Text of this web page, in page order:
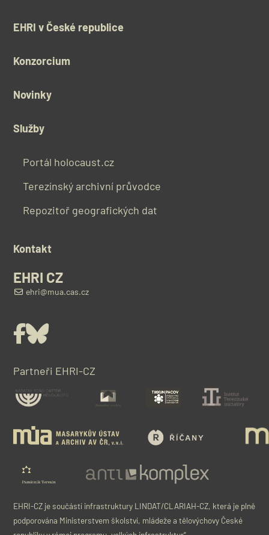
EHRI v České republice
Konzorcium
Novinky
Služby
Portál holocaust.cz
Terezínský archivní průvodce
Repozitoř geografických dat
Kontakt
EHRI CZ
ehri@mua.cas.cz
FacebookBluesky
Partneři EHRI-CZ
EHRI-CZ je součástí infrastruktury LINDAT/CLARIAH-CZ, která je plně
podporována Ministerstvem školství, mládeže a tělovýchovy České